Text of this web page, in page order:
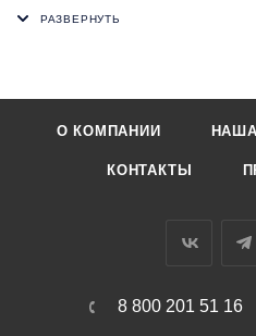
О КОМПАНИИ
КОНТАКТЫ
8 800 201 51 16